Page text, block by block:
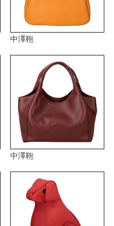
中澤鞄
中澤鞄